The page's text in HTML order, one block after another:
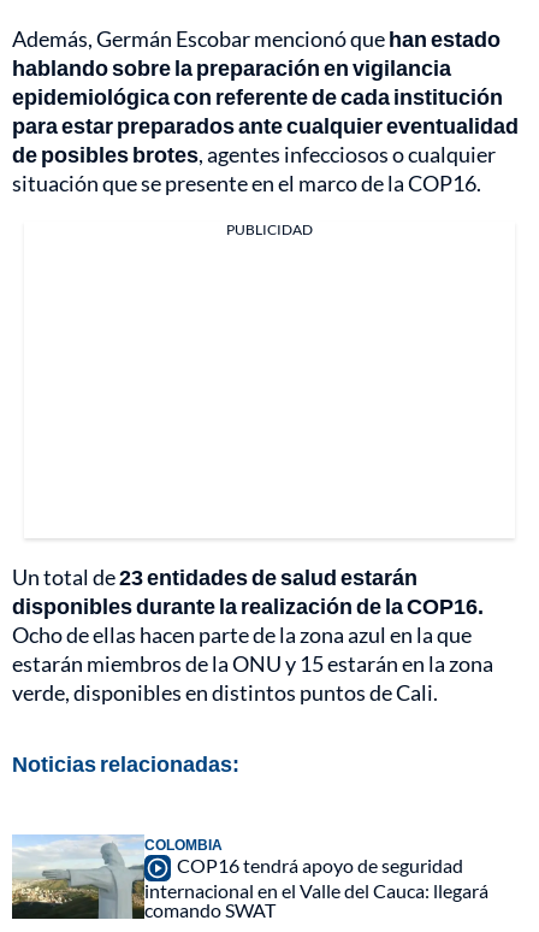
Además, Germán Escobar mencionó quehan estado
hablando sobre la preparación en vigilancia
epidemiológica con referente de cada institución
para estar preparados ante cualquier eventualidad
de posibles brotes, agentes infecciosos o cualquier
situación que se presente en el marco de la COP16.
PUBLICIDAD
Un total de23 entidades de salud estarán
disponibles durante la realización de la COP16.
Ocho de ellas hacen parte de la zona azul en la que
estarán miembros de la ONU y 15 estarán en la zona
verde, disponibles en distintos puntos de Cali.
Noticias relacionadas:
COLOMBIA
COP16 tendrá apoyo de seguridad
internacional en el Valle del Cauca: llegará
comando SWAT